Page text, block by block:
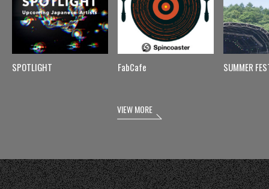
SPOTLIGHT FabCafe SUMMER
VIEW MORE